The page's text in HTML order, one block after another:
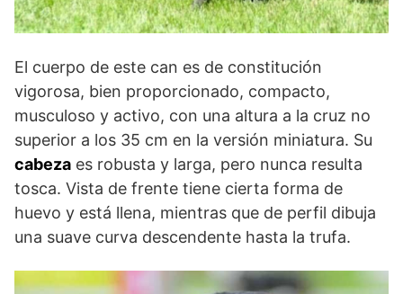
El cuerpo de este can es de constitución
vigorosa, bien proporcionado, compacto,
musculoso y activo, con una altura a la cruz no
superior a los 35 cm en la versión miniatura. Su
cabeza es robusta y larga, pero nunca resulta
tosca. Vista de frente tiene cierta forma de
huevo y está llena, mientras que de perfil dibuja
una suave curva descendente hasta la trufa.